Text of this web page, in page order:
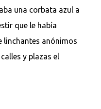
una corbata azul a
que le había
linchantes anónimos
y plazas el